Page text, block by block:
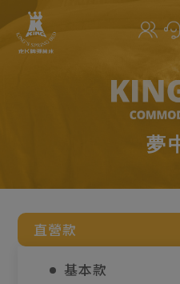
夢
直營款
基本款
Cookie管理面板